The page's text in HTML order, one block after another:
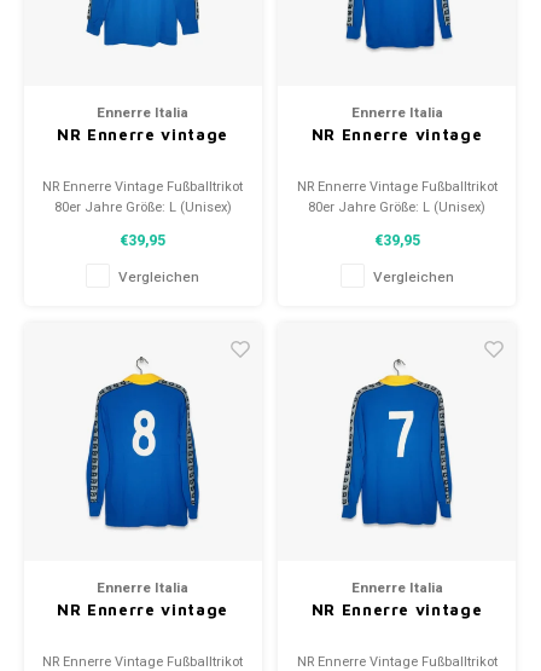
Ennerre Italia
NR Ennerre vintage
NR Ennerre Vintage Fußballtrikot
80er Jahre Größe: L (Unisex)
€39,95
Vergleichen
Ennerre Italia
NR Ennerre vintage
NR Ennerre Vintage Fußballtrikot
80er Jahre Größe: L (Unisex)
€39,95
Vergleichen
Ennerre Italia
NR Ennerre vintage
NR Ennerre Vintage Fußballtrikot
Ennerre Italia
NR Ennerre vintage
NR Ennerre Vintage Fußballtrikot